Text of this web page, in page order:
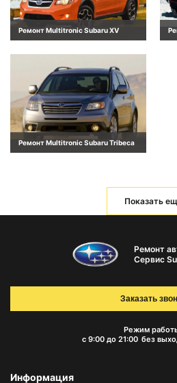
Ремонт Multitronic Subaru XV
Ремонт Multitronic Subaru Tribeca
Показать
Ремонт
Сервис
Режим
с 9:00 до 21:00 без
Заказать
Информация